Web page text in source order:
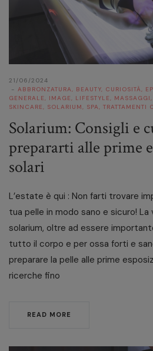
Gennaio 2020
21/06/2024
ABBRONZATURA, BEAUTY, CURIOSITÀ,
GENERALE, IMAGE, LIFESTYLE, MASSAGGI,
SKINCARE, SOLARIUM, SPA, TRATTAMENTI
Solarium: Consigli e
prepararti alle prime
solari
L’estate è qui : Non farti trovare
tua pelle in modo sano e sicuro! La
solarium, oltre ad essere
tutto il corpo e per ossa forti e
preparare la pelle alle prime
ricerche fino
READ MORE